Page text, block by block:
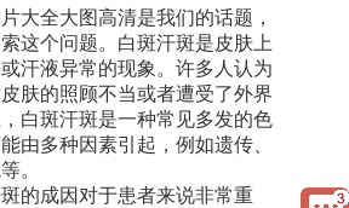
全大图高清是我们的话题，
这个问题。白斑汗斑是皮肤上
汗液异常的现象。许多人认为
肤的照顾不当或者遭受了外界
白斑汗斑是一种常见多发的色
由多种因素引起，例如遗传、
。
成因对于患者来说非常重